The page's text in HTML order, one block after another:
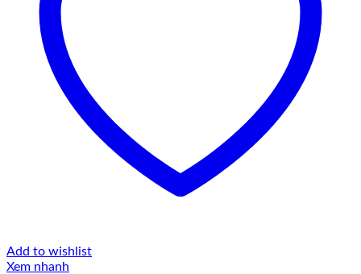
Add to wishlist
Xem nhanh